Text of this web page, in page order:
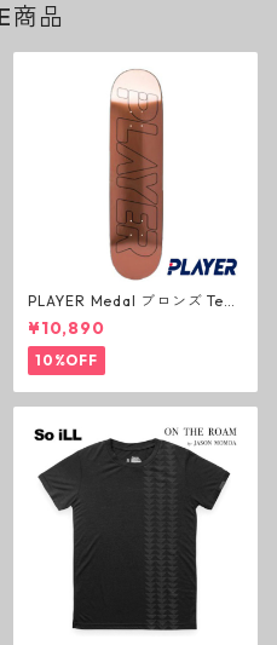
商品
PLAYER Medal ブロンズ Tea
m Deck P3 スケートボードデ
ッキ プレイヤー メダル
¥10,890
10%OFF